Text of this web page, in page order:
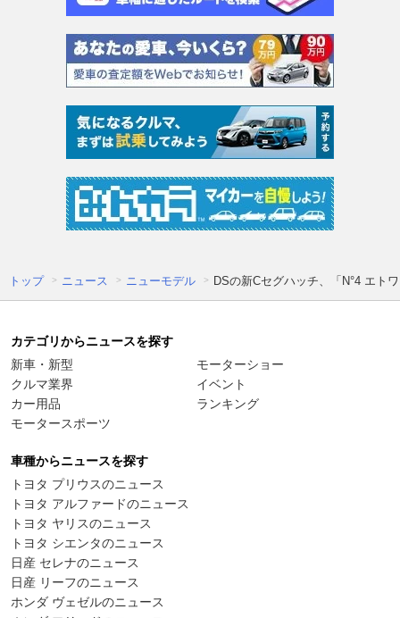
トップ ニュース ニューモデル DSの新Cセグハッチ、「N°4 エト
カテゴリからニュースを探す
新車・新型
クルマ業界
カー用品
モータースポーツ
モーターショー
イベント
ランキング
車種からニュースを探す
トヨタ プリウスのニュース
トヨタ アルファードのニュース
トヨタ ヤリスのニュース
トヨタ シエンタのニュース
日産 セレナのニュース
日産 リーフのニュース
ホンダ ヴェゼルのニュース